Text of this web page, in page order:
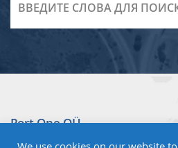
Port One OÜ